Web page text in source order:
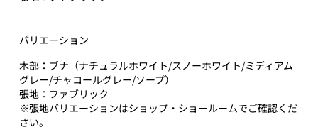
バリエーション
木部：ブナ（ナチュラルホワイト/スノーホワイト/ミディアム
グレー/チャコールグレー/ソープ）
張地：ファブリック
※張地バリエーションはショップ・ショールームでご確認くだ
さい。